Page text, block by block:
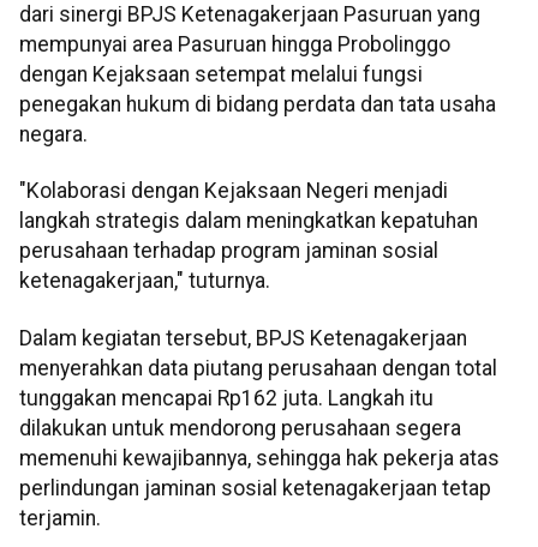
dari sinergi BPJS Ketenagakerjaan Pasuruan yang
mempunyai area Pasuruan hingga Probolinggo
dengan Kejaksaan setempat melalui fungsi
penegakan hukum di bidang perdata dan tata usaha
negara.
"Kolaborasi dengan Kejaksaan Negeri menjadi
langkah strategis dalam meningkatkan kepatuhan
perusahaan terhadap program jaminan sosial
ketenagakerjaan," tuturnya.
Dalam kegiatan tersebut, BPJS Ketenagakerjaan
menyerahkan data piutang perusahaan dengan total
tunggakan mencapai Rp162 juta. Langkah itu
dilakukan untuk mendorong perusahaan segera
memenuhi kewajibannya, sehingga hak pekerja atas
perlindungan jaminan sosial ketenagakerjaan tetap
terjamin.